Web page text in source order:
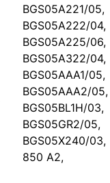
BGS05A221/
BGS05A222/
BGS05A225/
BGS05A322/
BGS05AAA1/
BGS05AAA2/
BGS05BL1H/
BGS05GR2/
BGS05X240/
850 A2,